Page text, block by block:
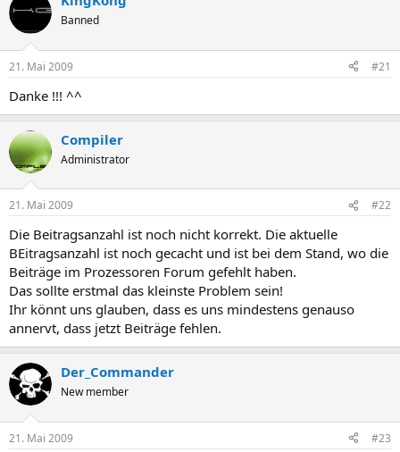
Banned
21. Mai 2009 #21
Danke !!! ^^
Compiler
Administrator
21. Mai 2009 #22
Die Beitragsanzahl ist noch nicht korrekt. Die aktuelle
BEitragsanzahl ist noch gecacht und ist bei dem Stand, wo die
Beiträge im Prozessoren Forum gefehlt haben.
Das sollte erstmal das kleinste Problem sein!
Ihr könnt uns glauben, dass es uns mindestens genauso
annervt, dass jetzt Beiträge fehlen.
Der_Commander
New member
21. Mai 2009 #23